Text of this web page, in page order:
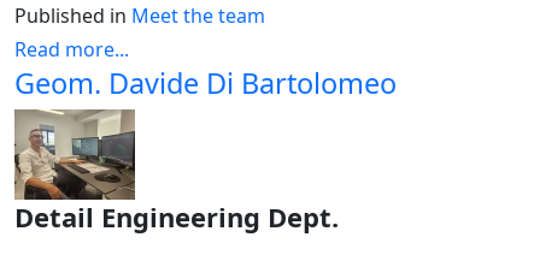
Published in Meet the team
Read more...
Geom. Davide Di Bartolomeo
Detail Engineering Dept.